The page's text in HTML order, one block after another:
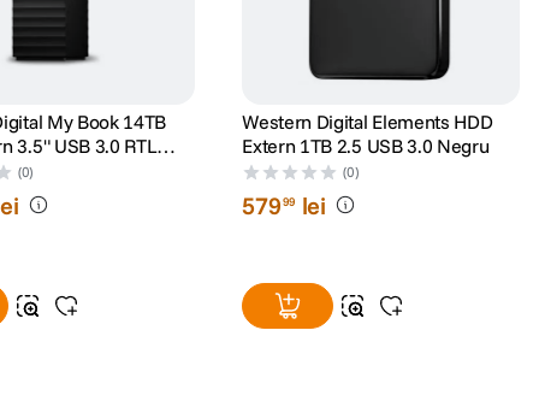
My Book 14TB
3.5" USB 3.0 RTL
Pro
(0)
Western Digital Elements HDD
Extern 1TB 2.5 USB 3.0 Negru
(0)
57999 lei